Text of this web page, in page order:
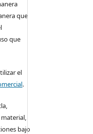
que
que
el
.
bajo